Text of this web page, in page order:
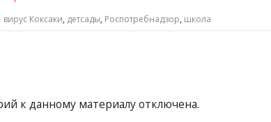
вирус Коксаки, детсады, Роспотребнадзор, школа
к данному материалу отключена.